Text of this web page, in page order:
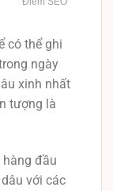
có thể ghi
ngày
xinh nhất
tượng là
đầu
với các